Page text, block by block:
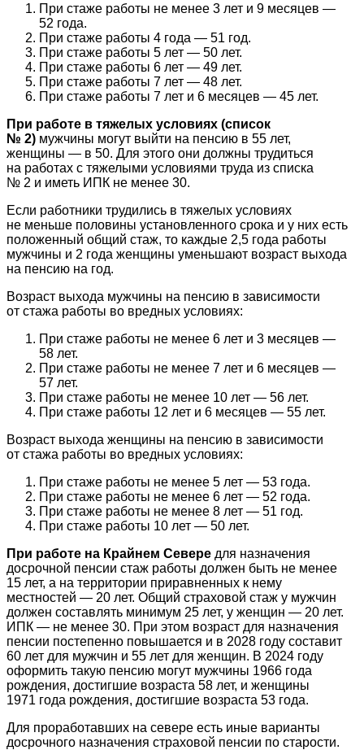
При стаже работы не менее 3 лет и 9 месяцев —
52 года.
При стаже работы 4 года — 51 год.
При стаже работы 5 лет — 50 лет.
При стаже работы 6 лет — 49 лет.
При стаже работы 7 лет — 48 лет.
При стаже работы 7 лет и 6 месяцев — 45 лет.
При работе в тяжелых условиях (список
№ 2) мужчины могут выйти на пенсию в 55 лет,
женщины — в 50. Для этого они должны трудиться
на работах с тяжелыми условиями труда из списка
№ 2 и иметь ИПК не менее 30.
Если работники трудились в тяжелых условиях
не меньше половины установленного срока и у них есть
положенный общий стаж, то каждые 2,5 года работы
мужчины и 2 года женщины уменьшают возраст выхода
на пенсию на год.
Возраст выхода мужчины на пенсию в зависимости
от стажа работы во вредных условиях:
При стаже работы не менее 6 лет и 3 месяцев —
58 лет.
При стаже работы не менее 7 лет и 6 месяцев —
57 лет.
При стаже работы не менее 10 лет — 56 лет.
При стаже работы 12 лет и 6 месяцев — 55 лет.
Возраст выхода женщины на пенсию в зависимости
от стажа работы во вредных условиях:
При стаже работы не менее 5 лет — 53 года.
При стаже работы не менее 6 лет — 52 года.
При стаже работы не менее 8 лет — 51 год.
При стаже работы 10 лет — 50 лет.
При работе на Крайнем Севере для назначения
досрочной пенсии стаж работы должен быть не менее
15 лет, а на территории приравненных к нему
местностей — 20 лет. Общий страховой стаж у мужчин
должен составлять минимум 25 лет, у женщин — 20 лет.
ИПК — не менее 30. При этом возраст для назначения
пенсии постепенно повышается и в 2028 году составит
60 лет для мужчин и 55 лет для женщин. В 2024 году
оформить такую пенсию могут мужчины 1966 года
рождения, достигшие возраста 58 лет, и женщины
1971 года рождения, достигшие возраста 53 года.
Для проработавших на севере есть иные варианты
досрочного назначения страховой пенсии по старости.